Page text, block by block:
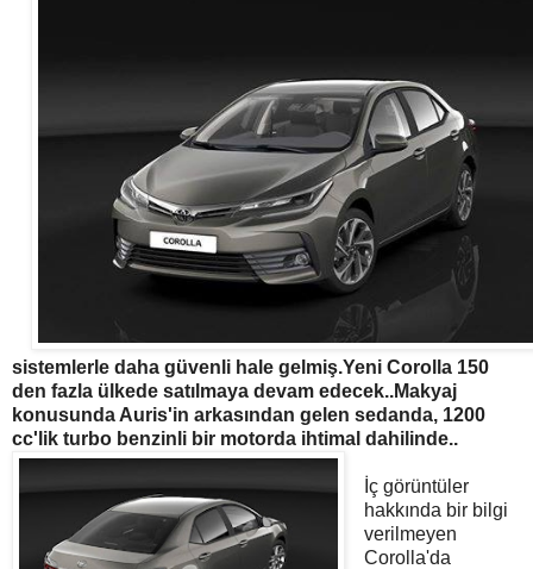
sistemlerle daha güvenli hale gelmiş.Yeni Corolla 150
den fazla ülkede satılmaya devam edecek..Makyaj
konusunda Auris'in arkasından gelen sedanda, 1200
cc'lik turbo benzinli bir motorda ihtimal dahilinde..
İç görüntüler
hakkında bir bilgi
verilmeyen
Corolla'da